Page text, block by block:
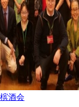
酒会